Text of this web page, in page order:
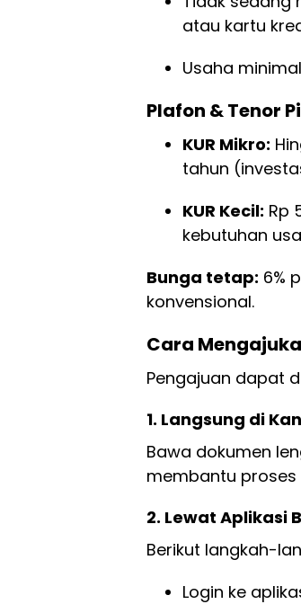
atau kartu
Usaha
Plafon & Tenor
KUR Mikro:
tahun
KUR Kecil: Rp
kebutuhan
Bunga tetap: 6%
konvensional.
Cara
Pengajuan dapat
1. Langsung di
Bawa dokumen
membantu proses
2. Lewat Aplikasi
Berikut langkah-
Login ke